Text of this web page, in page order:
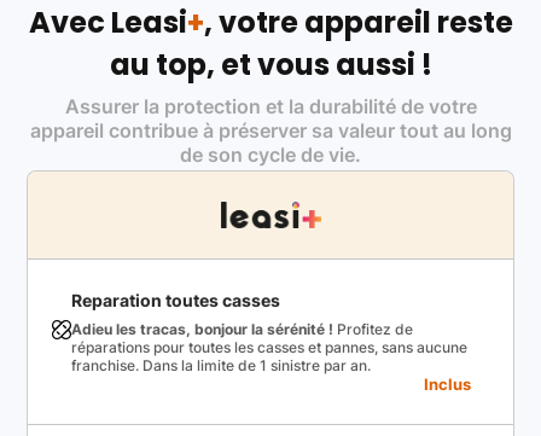
Avec Leasi+, votre appareil reste
au top, et vous aussi !
Assurer la protection et la durabilité de votre
appareil contribue à préserver sa valeur tout au long
de son cycle de vie.
Reparation toutes casses
Adieu les tracas, bonjour la sérénité ! Profitez de
réparations pour toutes les casses et pannes, sans aucune
franchise. Dans la limite de 1 sinistre par an.
Inclus